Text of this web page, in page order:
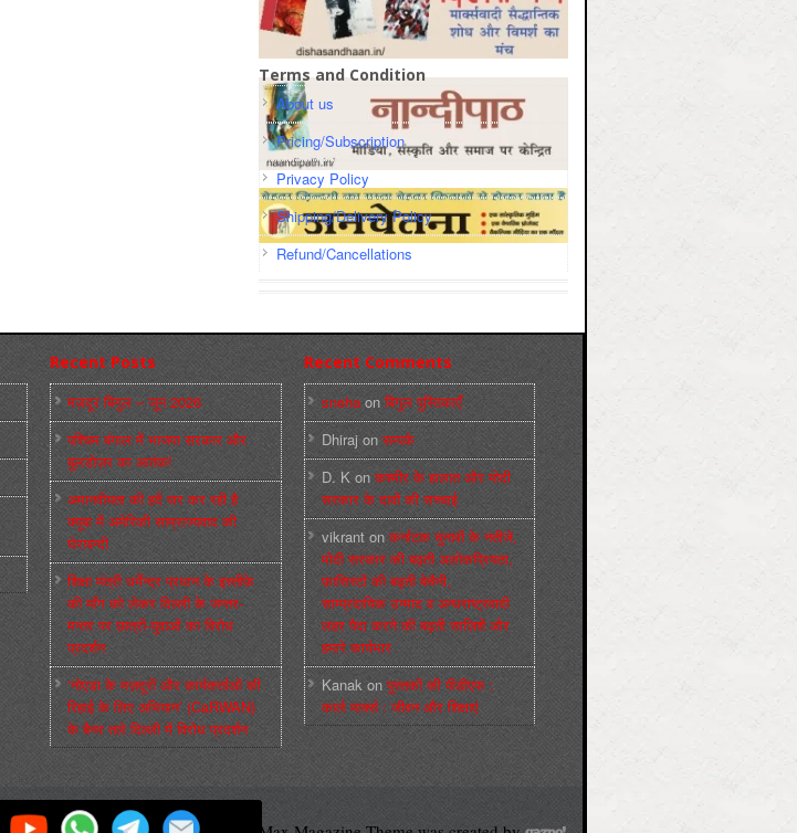
Terms and Condition
About us
Pricing/Subscription
Privacy Policy
Shipping/Delivery Policy
Refund/Cancellations
Recent Posts
मज़दूर बिगुल – जून 2026
पश्चिम बंगाल में भाजपा सरकार और
बुलडोज़र का आतंक!
अमानवीयता की हदें पार कर रही है
क्यूबा में अमेरिकी साम्राज्यवाद की
घेराबन्दी
शिक्षा मंत्री धर्मेन्द्र प्रधान के इस्तीफ़े
की माँग को लेकर दिल्ली के जन्तर-
मन्तर पर छात्रों-युवाओं का विरोध
प्रदर्शन
‘नोएडा के मज़दूरों और कार्यकर्ताओं की
रिहाई के लिए अभियान’ (CaRWAN)
के बैनर तले दिल्ली में विरोध प्रदर्शन
Recent Comments
snehaonबिगुल पुस्तिकाएँ
Dhirajon सम्पर्क
D. Konकश्मीर के हालात और मोदी
सरकार के दावों की सच्चाई
vikrantonकर्नाटक चुनावों के नतीजे,
मोदी सरकार की बढ़ती अलोकप्रियता,
फ़ासिस्टों की बढ़ती बेचैनी,
साम्प्रदायिक उन्माद व अन्धराष्ट्रवादी
लहर पैदा करने की बढ़ती साज़िशें और
हमारे कार्यभार
Kanakonपुस्‍तकों की पीडीएफ :
कार्ल मार्क्‍स : जीवन और शिक्षाएं
Powered by
WordPress